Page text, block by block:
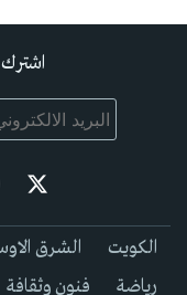
اشترك
الكويت الشرق
رياضة
فنون وثقافة